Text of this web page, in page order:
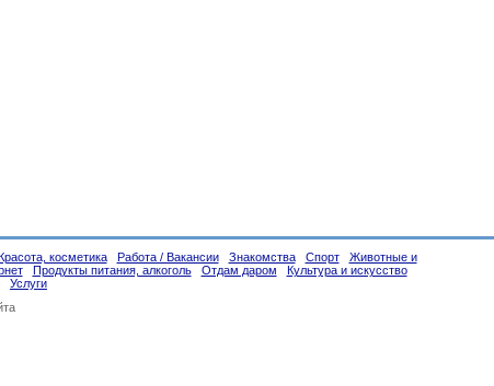
косметика Работа / Вакансии Знакомства Спорт
Животные и
Продукты питания, алкоголь Отдам даром
Культура и искусство
Услуги